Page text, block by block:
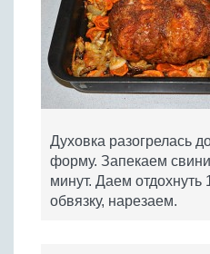
Духовка разогрелась
форму. Запекаем
минут. Даем
обвязку, нарезаем.